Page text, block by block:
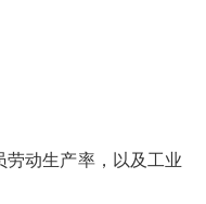
动生产率，以及工业